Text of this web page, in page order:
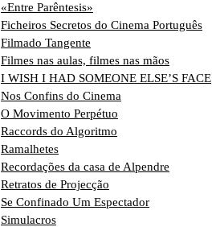
«Entre Parêntesis»
Ficheiros Secretos do Cinema Português
Filmado Tangente
Filmes nas aulas, filmes nas mãos
I WISH I HAD SOMEONE ELSE’S FACE
Nos Confins do Cinema
O Movimento Perpétuo
Raccords do Algoritmo
Ramalhetes
Recordações da casa de Alpendre
Retratos de Projecção
Se Confinado Um Espectador
Simulacros